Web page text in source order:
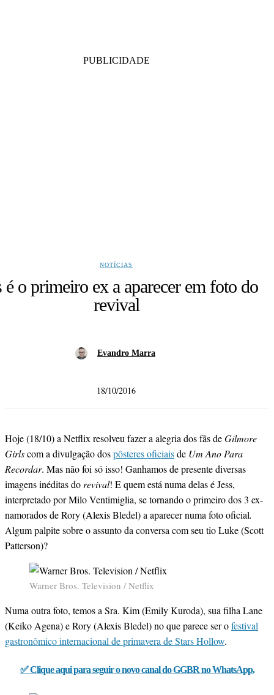
PUBLICIDADE
NOTÍCIAS
é o primeiro ex a aparecer em foto do
revival
Evandro Marra
18/10/2016
Hoje (18/10) a Netflix resolveu fazer a alegria dos fãs deGilmore
Girlscom a divulgação dospôsteres oficiaisde Um Ano Para
Recordar. Mas não foi só isso! Ganhamos de presente diversas
imagens inéditas dorevival! E quem está numa delas é Jess,
interpretado por Milo Ventimiglia, se tornando o primeiro dos 3 ex-
namorados de Rory (Alexis Bledel) a aparecer numa foto oficial.
Algum palpite sobre o assunto da conversa com seu tio Luke (Scott
Patterson)?
Warner Bros. Television / Netflix
Numa outra foto, temos a Sra. Kim (Emily Kuroda), sua filha Lane
(Keiko Agena) e Rory (Alexis Bledel) no que parece ser ofestival
gastronômico internacional de primavera de Stars Hollow.
✅ Clique aqui para seguir o novo canal do GGBR no WhatsApp.